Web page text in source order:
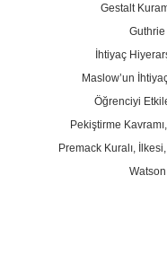
Gestalt
Guthrie
İhtiyaç
Maslow’un
Öğrenciyi
Pekiştirme
Premack Kuralı,